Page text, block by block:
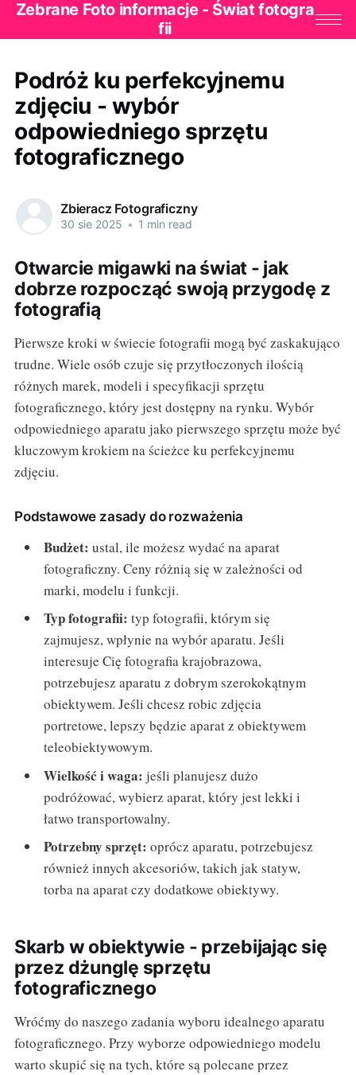
Zebrane Foto informacje - Świat fotogra
fii
Podróż ku perfekcyjnemu
zdjęciu - wybór
odpowiedniego sprzętu
fotograficznego
Zbieracz Fotograficzny
30 sie 2025 • 1 min read
Otwarcie migawki na świat - jak
dobrze rozpocząć swoją przygodę z
fotografią
Pierwsze kroki w świecie fotografii mogą być zaskakująco
trudne. Wiele osób czuje się przytłoczonych ilością
różnych marek, modeli i specyfikacji sprzętu
fotograficznego, który jest dostępny na rynku. Wybór
odpowiedniego aparatu jako pierwszego sprzętu może być
kluczowym krokiem na ścieżce ku perfekcyjnemu
zdjęciu.
Podstawowe zasady do rozważenia
Budżet: ustal, ile możesz wydać na aparat
fotograficzny. Ceny różnią się w zależności od
marki, modelu i funkcji.
Typ fotografii: typ fotografii, którym się
zajmujesz, wpłynie na wybór aparatu. Jeśli
interesuje Cię fotografia krajobrazowa,
potrzebujesz aparatu z dobrym szerokokątnym
obiektywem. Jeśli chcesz robic zdjęcia
portretowe, lepszy będzie aparat z obiektywem
teleobiektywowym.
Wielkość i waga: jeśli planujesz dużo
podróżować, wybierz aparat, który jest lekki i
łatwo transportowalny.
Potrzebny sprzęt: oprócz aparatu, potrzebujesz
również innych akcesoriów, takich jak statyw,
torba na aparat czy dodatkowe obiektywy.
Skarb w obiektywie - przebijając się
przez dżunglę sprzętu
fotograficznego
Wróćmy do naszego zadania wyboru idealnego aparatu
fotograficznego. Przy wyborze odpowiedniego modelu
warto skupić się na tych, które są polecane przez